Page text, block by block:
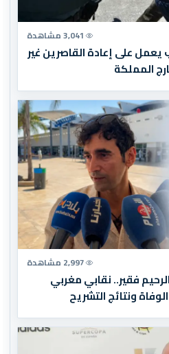
3,041 مشاهدة
على إعادة القاصرين غير
المملكة
2,997 مشاهدة
فقير.. نقابي مغربي
ونتائج التشريح